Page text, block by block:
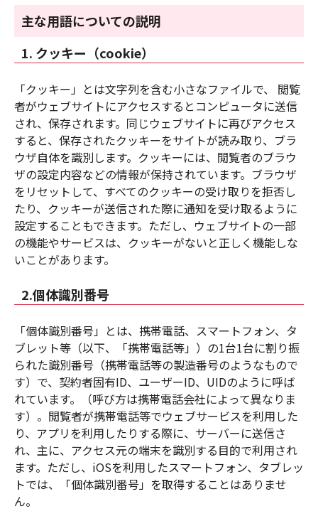
主な用語についての説明
1. クッキー（cookie）
「クッキー」とは文字列を含む小さなファイルで、 閲覧
者がウェブサイトにアクセスするとコンピュータに送信
され、保存されます。同じウェブサイトに再びアクセス
すると、保存されたクッキーをサイトが読み取り、ブラ
ウザ自体を識別します。クッキーには、閲覧者のブラウ
ザの設定内容などの情報が保持されています。ブラウザ
をリセットして、すべてのクッキーの受け取りを拒否し
たり、クッキーが送信された際に通知を受け取るように
設定することもできます。ただし、ウェブサイトの一部
の機能やサービスは、クッキーがないと正しく機能しな
いことがあります。
2.個体識別番号
「個体識別番号」とは、携帯電話、スマートフォン、タ
ブレット等（以下、「携帯電話等」）の1台1台に割り振
られた識別番号（携帯電話等の製造番号のようなもので
す）で、契約者固有ID、ユーザーID、UIDのように呼ば
れています。（呼び方は携帯電話会社によって異なりま
す）。閲覧者が携帯電話等でウェブサービスを利用した
り、アプリを利用したりする際に、サーバーに送信さ
れ、主に、アクセス元の端末を識別する目的で利用され
ます。ただし、iOSを利用したスマートフォン、タブレッ
トでは、「個体識別番号」を取得することはありませ
ん。